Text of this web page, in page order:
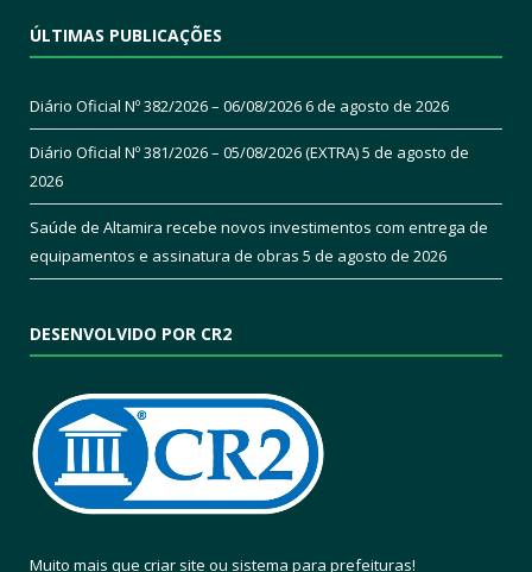
ÚLTIMAS PUBLICAÇÕES
Diário Oficial Nº 382/2026 – 06/08/20266 de agosto de 2026
Diário Oficial Nº 381/2026 – 05/08/2026 (EXTRA)5 de agosto de
2026
Saúde de Altamira recebe novos investimentos com entrega de
equipamentos e assinatura de obras 5 de agosto de 2026
DESENVOLVIDO POR CR2
Muito mais que criar site ou sistema para prefeituras!